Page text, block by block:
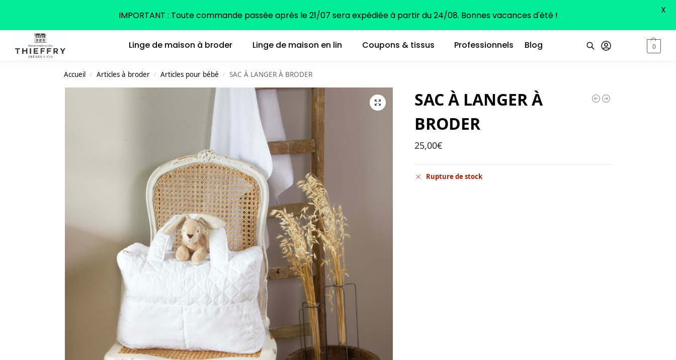
Linge de maison à broder Linge de maison en lin Coupons & tissus Professionnels Blog 0
Accueil / Articles à broder / Articles pour bébé / SAC À LANGER À BRODER
SAC À LANGER À
BRODER
25,00€
Rupture de stock
IMPORTANT : Toute commande passée après le 21/07 sera expédiée à partir du 24/08. Bonnes vacances d'été ! X